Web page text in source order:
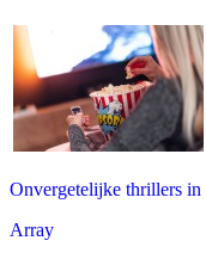
Onvergetelijke thrillers in
Array